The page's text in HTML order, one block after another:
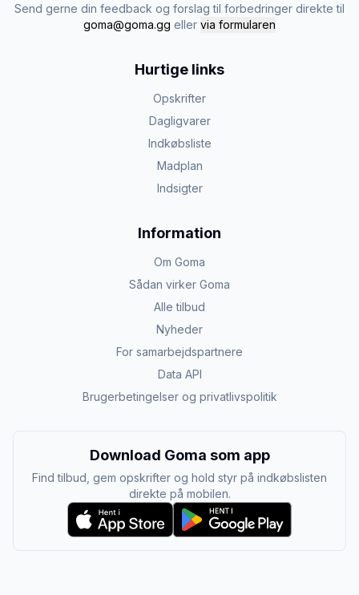
Send gerne din feedback og forslag til forbedringer direkte til
goma@goma.gg eller via formularen
Hurtige links
Opskrifter
Dagligvarer
Indkøbsliste
Madplan
Indsigter
Information
Om Goma
Sådan virker Goma
Alle tilbud
Nyheder
For samarbejdspartnere
Data API
Brugerbetingelser og privatlivspolitik
Download Goma som app
Find tilbud, gem opskrifter og hold styr på indkøbslisten
direkte på mobilen.